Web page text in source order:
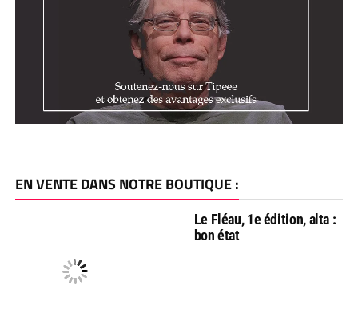
EN VENTE DANS NOTRE BOUTIQUE :
Le Fléau, 1e édition, alta :
bon état